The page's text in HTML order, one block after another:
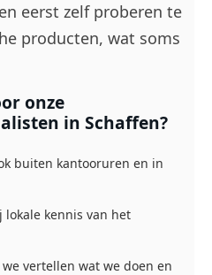
eerst zelf proberen te
producten, wat soms
onze
in Schaffen?
buiten kantooruren en in
lokale kennis van het
vertellen wat we doen en